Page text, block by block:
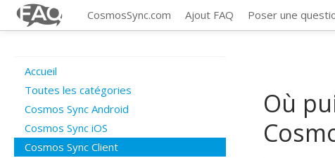
CosmosSync.com Ajout FAQ Poser une
Accueil
Toutes les catégories
Cosmos Sync Android
Cosmos Sync iOS
Cosmos Sync Client
Où